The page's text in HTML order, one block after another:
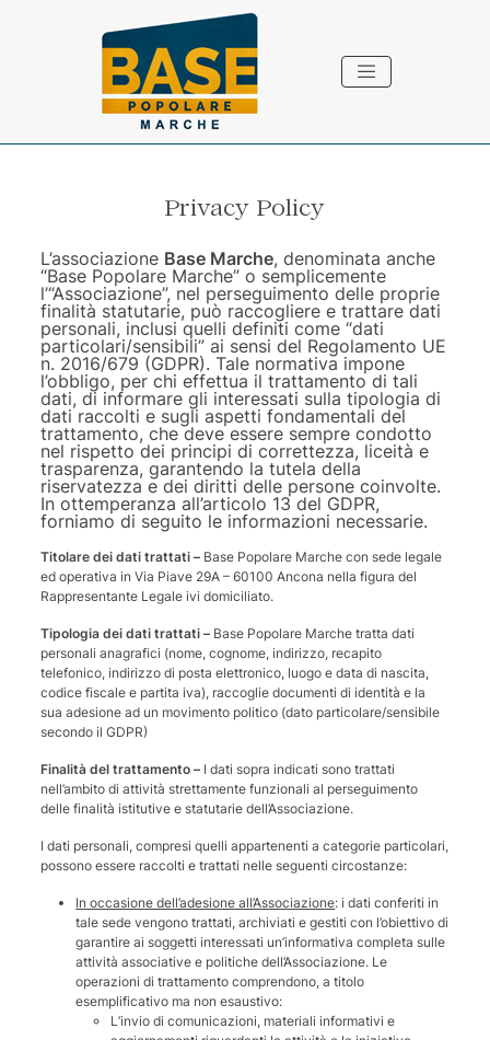
Vai ai contenuti della pagina
Privacy Policy
L’associazione Base Marche, denominata anche
“Base Popolare Marche” o semplicemente
l’“Associazione”, nel perseguimento delle proprie
finalità statutarie, può raccogliere e trattare dati
personali, inclusi quelli definiti come “dati
particolari/sensibili” ai sensi del Regolamento UE
n. 2016/679 (GDPR). Tale normativa impone
l’obbligo, per chi effettua il trattamento di tali
dati, di informare gli interessati sulla tipologia di
dati raccolti e sugli aspetti fondamentali del
trattamento, che deve essere sempre condotto
nel rispetto dei principi di correttezza, liceità e
trasparenza, garantendo la tutela della
riservatezza e dei diritti delle persone coinvolte.
In ottemperanza all’articolo 13 del GDPR,
forniamo di seguito le informazioni necessarie.
Titolare dei dati trattati – Base Popolare Marche con sede legale
ed operativa in Via Piave 29A – 60100 Ancona nella figura del
Rappresentante Legale ivi domiciliato.
Tipologia dei dati trattati – Base Popolare Marche tratta dati
personali anagrafici (nome, cognome, indirizzo, recapito
telefonico, indirizzo di posta elettronico, luogo e data di nascita,
codice fiscale e partita iva), raccoglie documenti di identità e la
sua adesione ad un movimento politico (dato particolare/sensibile
secondo il GDPR)
Finalità del trattamento – I dati sopra indicati sono trattati
nell’ambito di attività strettamente funzionali al perseguimento
delle finalità istitutive e statutarie dell’Associazione.
I dati personali, compresi quelli appartenenti a categorie particolari,
possono essere raccolti e trattati nelle seguenti circostanze:
In occasione dell’adesione all’Associazione: i dati conferiti in
tale sede vengono trattati, archiviati e gestiti con l’obiettivo di
garantire ai soggetti interessati un’informativa completa sulle
attività associative e politiche dell’Associazione. Le
operazioni di trattamento comprendono, a titolo
esemplificativo ma non esaustivo:
L’invio di comunicazioni, materiali informativi e